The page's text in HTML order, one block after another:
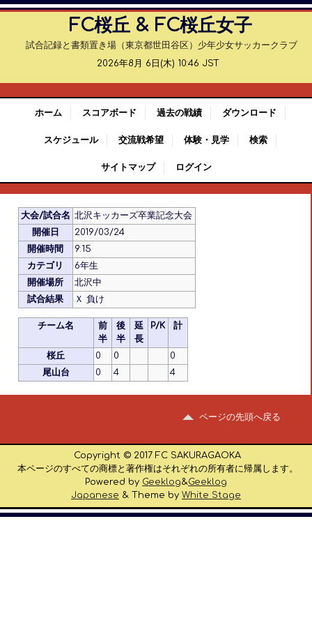
FC桜丘 & FC桜丘女子
試合記録と書類置き場（東京都世田谷区）少年少女サッカークラブ
2026年8月 6日(木) 10:46 JST
ホーム スコアボード 過去の戦績 ダウンロード
スケジュール 交流戦希望 体験・見学 検索
サイトマップ ログイン
大会/試合名 北沢キッカーズ卒業記念大会
開催日
2019/03/24
開催時間
9:15
カテゴリ
6年生
開催場所
北沢中
試合結果
Ｘ 負け
チーム名
前
半
後
半
延
長
P/K 計
桜丘 0 0
0
尾山台
0 4 4
ページの先頭へ戻る
Copyright © 2017 FC SAKURAGAOKA
本ページのすべての商標と著作権はそれぞれの所有者に帰属します。
Powered by Geeklog&Geeklog
Japanese & Theme by White Stage